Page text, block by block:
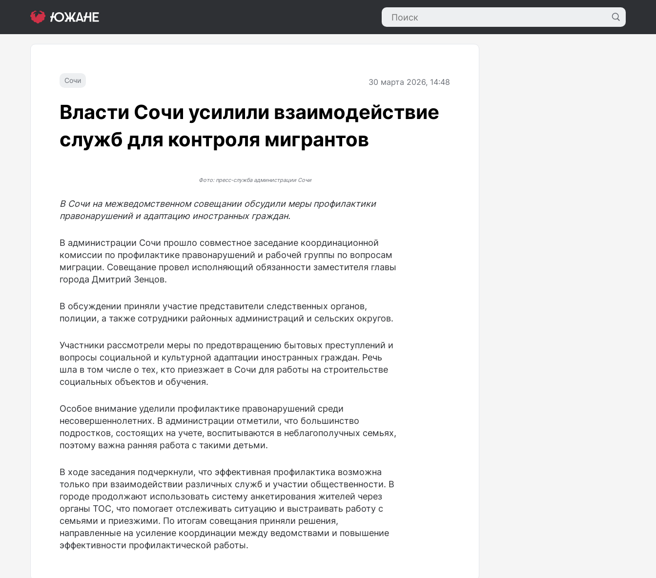
Сочи 30 марта 2026, 14:48
Власти Сочи усилили взаимодействие
служб для контроля мигрантов
Фото: пресс-служба администрации Сочи
В Сочи на межведомственном совещании обсудили меры профилактики
правонарушений и адаптацию иностранных граждан.
В администрации Сочи прошло совместное заседание координационной
комиссии по профилактике правонарушений и рабочей группы по вопросам
миграции. Совещание провел исполняющий обязанности заместителя главы
города Дмитрий Зенцов.
В обсуждении приняли участие представители следственных органов,
полиции, а также сотрудники районных администраций и сельских округов.
Участники рассмотрели меры по предотвращению бытовых преступлений и
вопросы социальной и культурной адаптации иностранных граждан. Речь
шла в том числе о тех, кто приезжает в Сочи для работы на строительстве
социальных объектов и обучения.
Особое внимание уделили профилактике правонарушений среди
несовершеннолетних. В администрации отметили, что большинство
подростков, состоящих на учете, воспитываются в неблагополучных семьях,
поэтому важна ранняя работа с такими детьми.
В ходе заседания подчеркнули, что эффективная профилактика возможна
только при взаимодействии различных служб и участии общественности. В
городе продолжают использовать систему анкетирования жителей через
органы ТОС, что помогает отслеживать ситуацию и выстраивать работу с
семьями и приезжими. По итогам совещания приняли решения,
направленные на усиление координации между ведомствами и повышение
эффективности профилактической работы.